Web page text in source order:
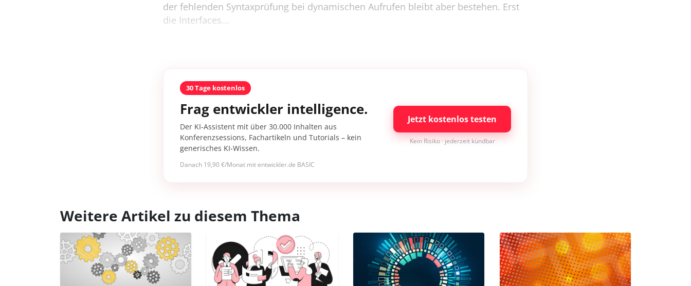
der fehlenden Syntaxprüfung bei dynamischen Aufrufen bleibt aber bestehen. Erst
die Interfaces...
30 Tage kostenlos
Frag entwickler intelligence.
Der KI-Assistent mit über 30.000 Inhalten aus
Konferenzsessions, Fachartikeln und Tutorials – kein
generisches KI-Wissen.
Danach 19,90 €/Monat mit entwickler.de BASIC
Jetzt kostenlos testen
Kein Risiko · jederzeit kündbar
Weitere Artikel zu diesem Thema